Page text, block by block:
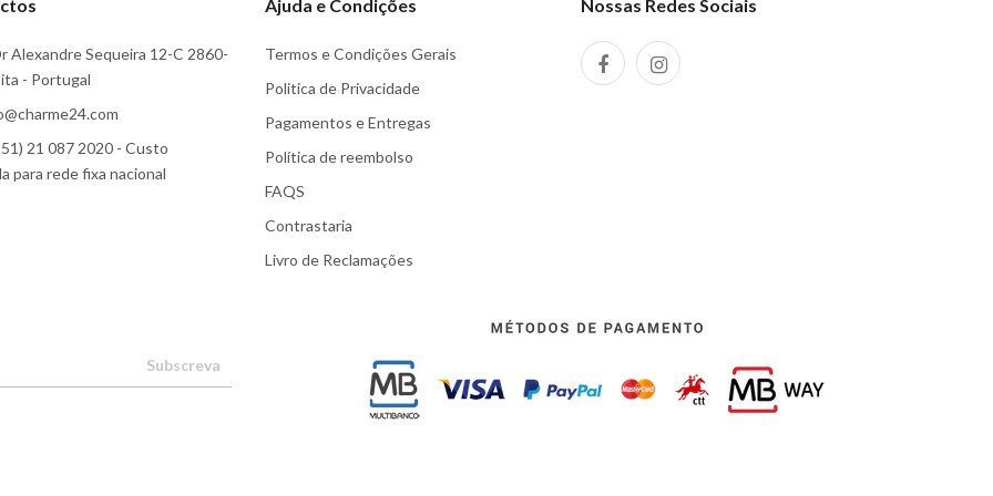
Alexandre Sequeira 12-C 2860-
- Portugal
21 087 2020 - Custo
para rede fixa nacional
Ajuda e Condições
Termos e Condições Gerais
Politica de Privacidade
Pagamentos e Entregas
Política de reembolso
FAQS
Contrastaria
Livro de Reclamações
Nossas Redes Sociais
Subscreva